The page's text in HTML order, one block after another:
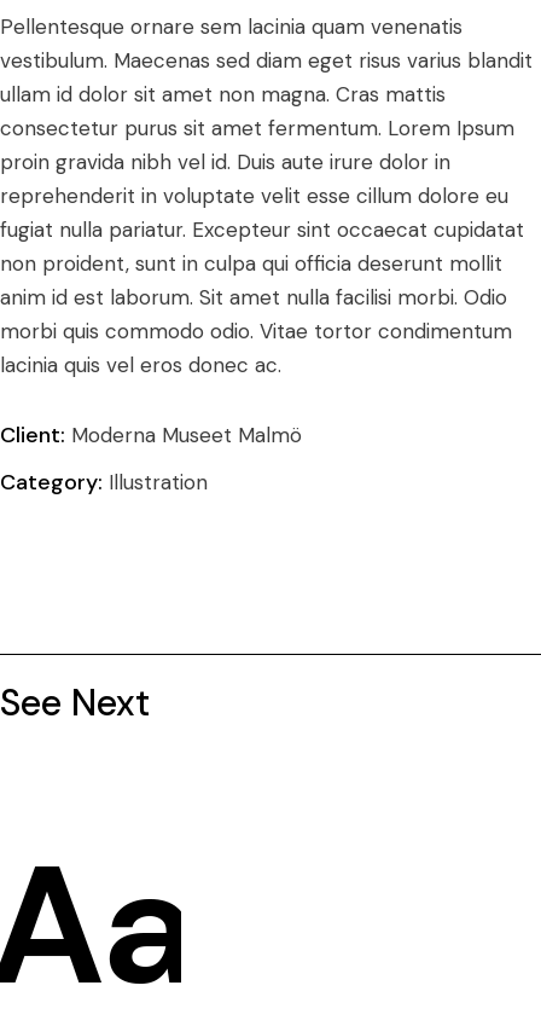
Pellentesque ornare sem lacinia quam venenatis
vestibulum. Maecenas sed diam eget risus varius blandit
ullam id dolor sit amet non magna. Cras mattis
consectetur purus sit amet fermentum. Lorem Ipsum
proin gravida nibh vel id. Duis aute irure dolor in
reprehenderit in voluptate velit esse cillum dolore eu
fugiat nulla pariatur. Excepteur sint occaecat cupidatat
non proident, sunt in culpa qui officia deserunt mollit
anim id est laborum. Sit amet nulla facilisi morbi. Odio
morbi quis commodo odio. Vitae tortor condimentum
lacinia quis vel eros donec ac.
Client: Moderna Museet Malmö
Category: Illustration
See Next